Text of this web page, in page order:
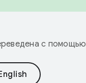
с помощью